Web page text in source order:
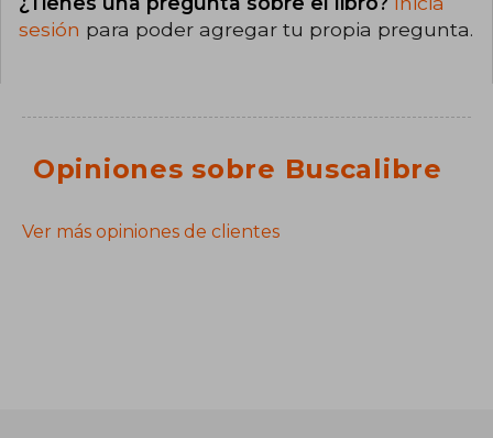
sesión para poder agregar tu propia pregunta.
Opiniones sobre Buscalibre
Ver más opiniones de clientes